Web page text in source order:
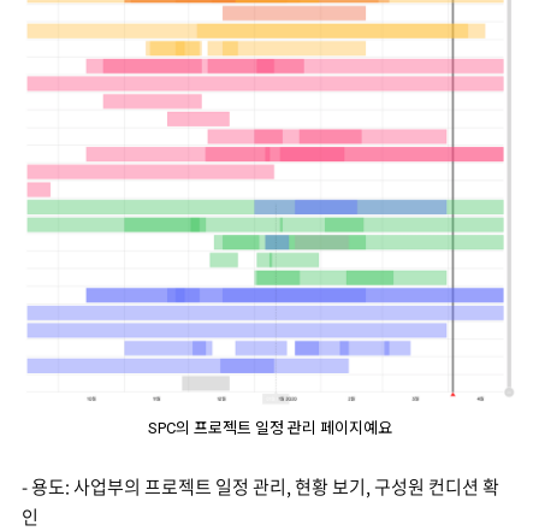
SPC의 프로젝트 일정 관리 페이지예요
- 용도: 사업부의 프로젝트 일정 관리, 현황 보기, 구성원 컨디션 확
인